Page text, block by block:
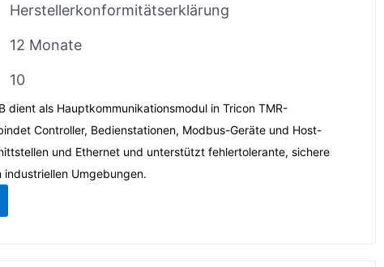
Herstellerkonformitätserklärung
12 Monate
10
dient als Hauptkommunikationsmodul in Tricon TMR-
Controller, Bedienstationen, Modbus-Geräte und Host-
und Ethernet und unterstützt fehlertolerante, sichere
Umgebungen.